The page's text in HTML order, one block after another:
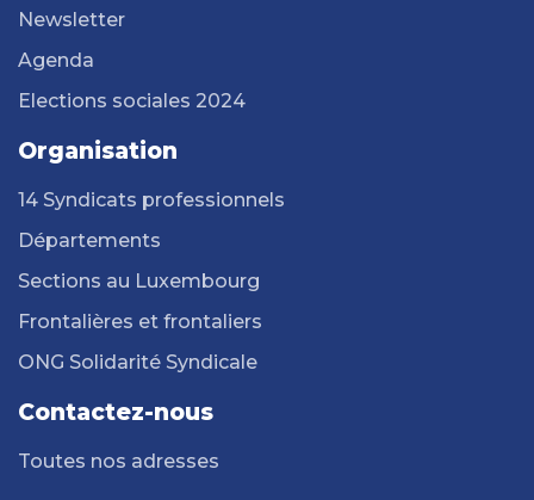
Newsletter
Agenda
Elections sociales 2024
Organisation
14 Syndicats professionnels
Départements
Sections au Luxembourg
Frontalières et frontaliers
ONG Solidarité Syndicale
Contactez-nous
Toutes nos adresses